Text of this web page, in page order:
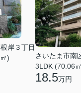
岸３丁目
)
さいたま市南
3LDK (70.06
18.5万円